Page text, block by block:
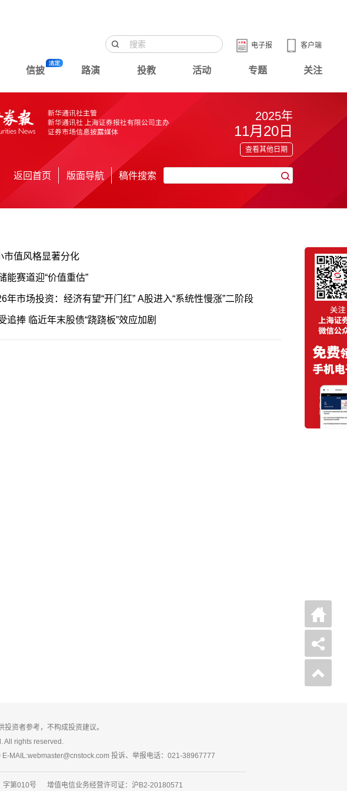
客户端
电子报
信披 路演 投教 活动 专题 关注
2025年
11月20日
查看其他日期
返回首页 版面导航 稿件搜索
盘整 大小市值风格显著分化
内外需求共振 储能赛道迎“价值重估”
浙商证券展望2026年市场投资：经济有望“开门红” A股进入“系统性慢涨”二阶段
回 股基受追捧 临近年末股债“跷跷板”效应加剧
资者参考，不构成投资建议。
All rights reserved.
MAIL:webmaster@cnstock.com 投诉、举报电话：021-38967777
字第010号 增值电信业务经营许可证：沪B2-20180571